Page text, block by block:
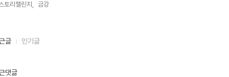
토리챌린지,
금강,
글 인기글
댓글